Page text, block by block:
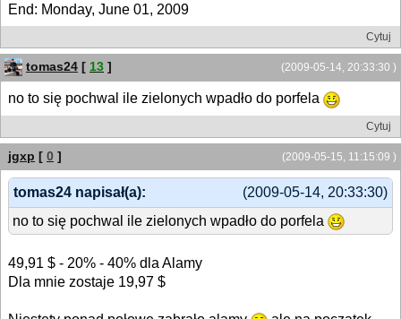
End: Monday, June 01, 2009
Cytuj
(2009-05-14, 20:33:30 )
tomas24 [ 13 ]
no to się pochwal ile zielonych wpadło do porfela
Cytuj
(2009-05-15, 11:15:09 )
jgxp [ 0 ]
(2009-05-14, 20:33:30)
tomas24 napisał(a):
no to się pochwal ile zielonych wpadło do porfela
49,91 $ - 20% - 40% dla Alamy
Dla mnie zostaje 19,97 $